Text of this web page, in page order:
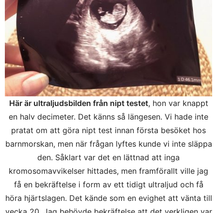
Här är ultraljudsbilden från nipt testet, hon var knappt
en halv decimeter. Det känns så längesen. Vi hade inte
pratat om att göra nipt test innan första besöket hos
barnmorskan, men när frågan lyftes kunde vi inte släppa
den. Såklart var det en lättnad att inga
kromosomavvikelser hittades, men framförallt ville jag
få en bekräftelse i form av ett tidigt ultraljud och få
höra hjärtslagen. Det kände som en evighet att vänta till